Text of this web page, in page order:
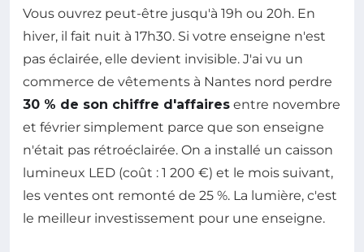
Vous ouvrez peut-être jusqu'à 19h ou 20h. En
hiver, il fait nuit à 17h30. Si votre enseigne n'est
pas éclairée, elle devient invisible. J'ai vu un
commerce de vêtements à Nantes nord perdre
30 % de son chiffre d'affaires entre novembre
et février simplement parce que son enseigne
n'était pas rétroéclairée. On a installé un caisson
lumineux LED (coût : 1 200 €) et le mois suivant,
les ventes ont remonté de 25 %. La lumière, c'est
le meilleur investissement pour une enseigne.